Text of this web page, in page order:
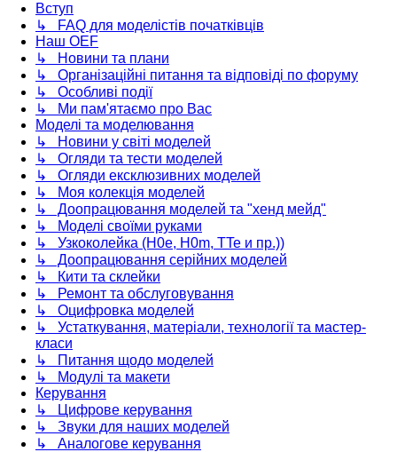
Вступ
↳ FAQ для моделістів початківців
Наш OEF
↳ Новини та плани
↳ Організаційні питання та відповіді по форуму
↳ Особливі події
↳ Ми пам'ятаємо про Вас
Моделі та моделювання
↳ Новини у світі моделей
↳ Огляди та тести моделей
↳ Огляди ексклюзивних моделей
↳ Моя колекція моделей
↳ Доопрацювання моделей та "хенд мейд"
↳ Моделі своїми руками
↳ Узкоколейка (H0e, H0m, TTe и пр.))
↳ Доопрацювання серійних моделей
↳ Кити та склейки
↳ Ремонт та обслуговування
↳ Оцифровка моделей
↳ Устаткування, матеріали, технології та мастер-
класи
↳ Питання щодо моделей
↳ Модулі та макети
Керування
↳ Цифрове керування
↳ Звуки для наших моделей
↳ Аналогове керування